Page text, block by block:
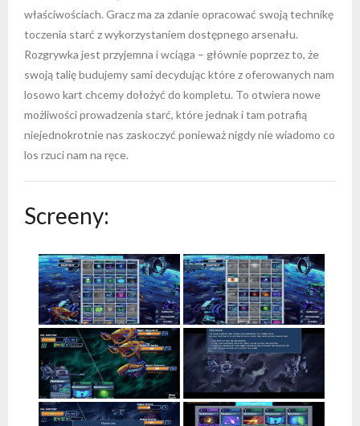
właściwościach. Gracz ma za zdanie opracować swoją technikę
toczenia starć z wykorzystaniem dostępnego arsenału.
Rozgrywka jest przyjemna i wciąga – głównie poprzez to, że
swoją talię budujemy sami decydując które z oferowanych nam
losowo kart chcemy dołożyć do kompletu. To otwiera nowe
możliwości prowadzenia starć, które jednak i tam potrafią
niejednokrotnie nas zaskoczyć ponieważ nigdy nie wiadomo co
los rzuci nam na ręce.
Screeny: